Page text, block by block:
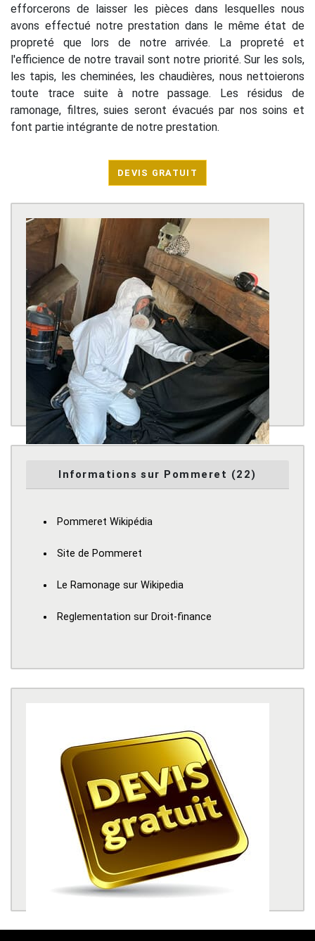
efforcerons de laisser les pièces dans lesquelles nous
avons effectué notre prestation dans le même état de
propreté que lors de notre arrivée. La propreté et
l'efficience de notre travail sont notre priorité. Sur les sols,
les tapis, les cheminées, les chaudières, nous nettoierons
toute trace suite à notre passage. Les résidus de
ramonage, filtres, suies seront évacués par nos soins et
font partie intégrante de notre prestation.
DEVIS GRATUIT
Informations sur Pommeret (22)
Pommeret Wikipédia
Site de Pommeret
Le Ramonage sur Wikipedia
Reglementation sur Droit-finance